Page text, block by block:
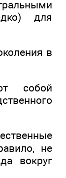
для
в
собой
не
вокруг